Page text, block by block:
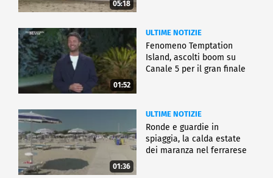
05:18
01:52
ULTIME NOTIZIE
Fenomeno Temptation
Island, ascolti boom su
Canale 5 per il gran finale
01:36
ULTIME NOTIZIE
Ronde e guardie in
spiaggia, la calda estate
dei maranza nel ferrarese